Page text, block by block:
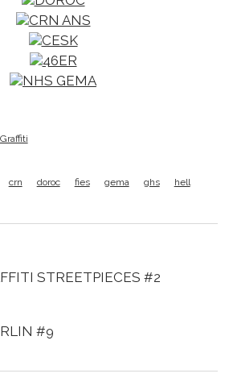
crn doroc fies gema ghs
hell
STREETPIECES #2
#9